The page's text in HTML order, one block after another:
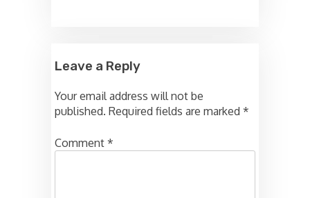
Leave a Reply
Your email address will not be
published. Required fields are marked *
Comment *